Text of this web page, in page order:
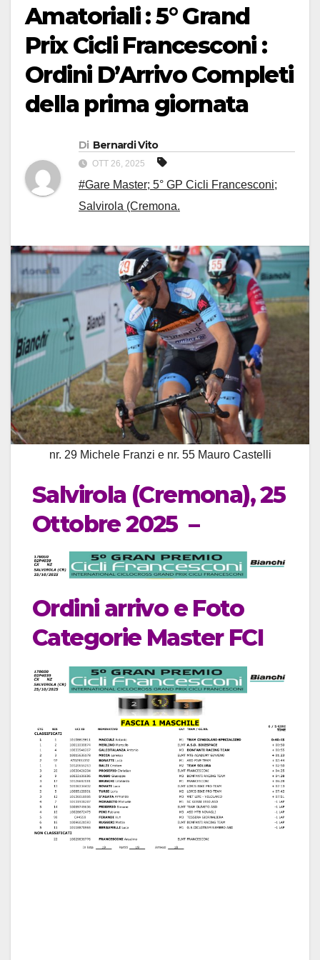
Amatoriali : 5° Grand
Prix Cicli Francesconi :
Ordini D’Arrivo Completi
della prima giornata
Di Bernardi Vito
OTT 26, 2025
#Gare Master; 5° GP Cicli Francesconi;
Salvirola (Cremona.
nr. 29 Michele Franzi e nr. 55 Mauro Castelli
Salvirola (Cremona), 25
Ottobre 2025 –
Ordini arrivo e Foto
Categorie Master FCI